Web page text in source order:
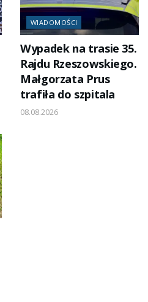
WIADOMOŚCI
Wypadek na trasie 35.
Rajdu Rzeszowskiego.
Małgorzata Prus
trafiła do szpitala
08.08.2026